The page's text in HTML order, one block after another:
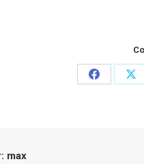
Share
max